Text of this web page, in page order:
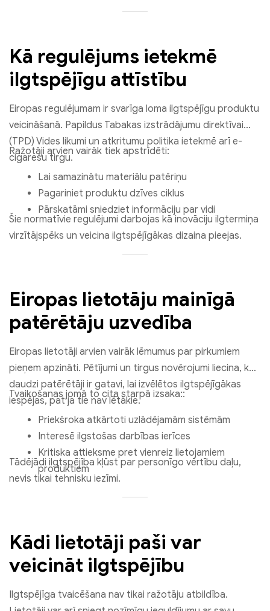
Kā regulējums ietekmē
ilgtspējīgu attīstību
Eiropas regulējumam ir svarīga loma ilgtspējīgu produktu
veicināšanā. Papildus Tabakas izstrādājumu direktīvai
(TPD) Vides likumi un atkritumu politika ietekmē arī e-
cigarešu tirgu.
Ražotāji arvien vairāk tiek apstrīdēti:
Lai samazinātu materiālu patēriņu
Pagariniet produktu dzīves ciklus
Pārskatāmi sniedziet informāciju par vidi
Šie normatīvie regulējumi darbojas kā inovāciju ilgtermiņa
virzītājspēks un veicina ilgtspējīgākas dizaina pieejas.
Eiropas lietotāju mainīgā
patērētāju uzvedība
Eiropas lietotāji arvien vairāk lēmumus par pirkumiem
pieņem apzināti. Pētījumi un tirgus novērojumi liecina, ka
daudzi patērētāji ir gatavi, lai izvēlētos ilgtspējīgākas
iespējas, pat ja tie nav lētākie.
Tvaikošanas jomā to cita starpā izsaka::
Priekšroka atkārtoti uzlādējamām sistēmām
Interesē ilgstošas ​​darbības ierīces
Kritiska attieksme pret vienreiz lietojamiem
produktiem
Tādējādi ilgtspējība kļūst par personīgo vērtību daļu,
nevis tikai tehnisku iezīmi.
Kādi lietotāji paši var
veicināt ilgtspējību
Ilgtspējīga tvaicēšana nav tikai ražotāju atbildība.